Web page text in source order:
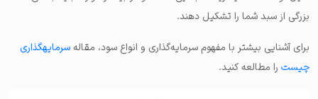
بزرگی از سبد شما را تشکیل دهند.
برای آشنایی بیشتر با مفهوم سرمایه‌گذاری و انواع سود، مقالهسرمایهگذاری
چیست را مطالعه کنید.